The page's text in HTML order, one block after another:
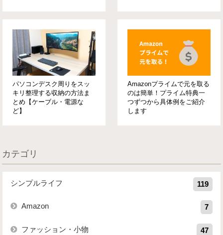
パソコンデスク周りをスッ
キリ整理する収納の方法ま
とめ【ケーブル・電源な
ど】
Amazonプライムで元を取る
のは簡単！プライム特典一
つずつから具体例をご紹介
します
カテゴリ
シンプルライフ 119
Amazon 7
ファッション・小物 47